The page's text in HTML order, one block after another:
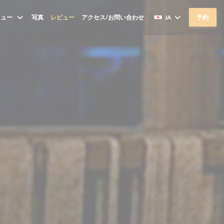
ー 写真 レビュー アクセス/お問い合わせ JA 予約